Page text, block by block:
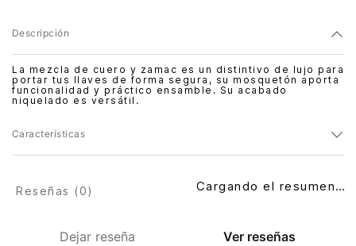
Descripción
La mezcla de cuero y zamac es un distintivo de lujo para
portar tus llaves de forma segura, su mosquetón aporta
funcionalidad y práctico ensamble. Su acabado
niquelado es versátil.
Características
Dejar reseña Ver reseñas
Reseñas (0) Cargando el resumen…